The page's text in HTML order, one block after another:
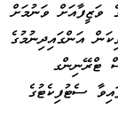
ވަޒީފާއަށް ވަނުމަށް
އަންގައިދިނުމުގެ
ޓްރޭނިންގ
ސެޓުފިކެޓުގެ